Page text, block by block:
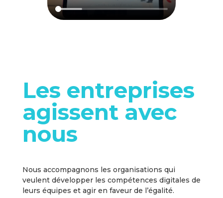
Les entreprises
agissent avec
nous
Nous accompagnons les organisations qui
veulent développer les compétences digitales de
leurs équipes et agir en faveur de l’égalité.